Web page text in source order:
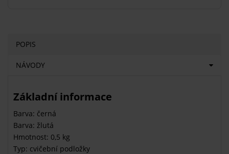
POPIS
NÁVODY
Základní informace
Barva: černá
Barva: žlutá
Hmotnost: 0,5 kg
Typ: cvičební podložky